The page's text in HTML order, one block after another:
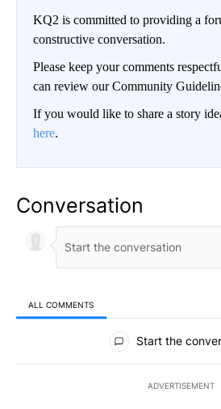
KQ2 is committed to providing a
constructive conversation.
Please keep your comments
can review our Community
If you would like to share a story
here.
Conversation
ALL COMMENTS
All Comments
Start the
ADVERTISEMENT